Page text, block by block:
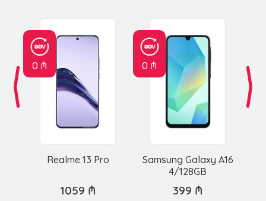
0 ₼
Realme 13 Pro
0 ₼
Samsung Galaxy A16
4/128GB
1059 ₼ 399 ₼